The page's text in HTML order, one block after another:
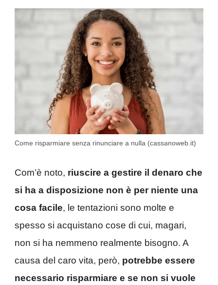
Come risparmiare senza rinunciare a nulla (cassanoweb.it)
Com’è noto, riuscire a gestire il denaro che
si ha a disposizione non è per niente una
cosa facile, le tentazioni sono molte e
spesso si acquistano cose di cui, magari,
non si ha nemmeno realmente bisogno. A
causa del caro vita, però, potrebbe essere
necessario risparmiare e se non si vuole